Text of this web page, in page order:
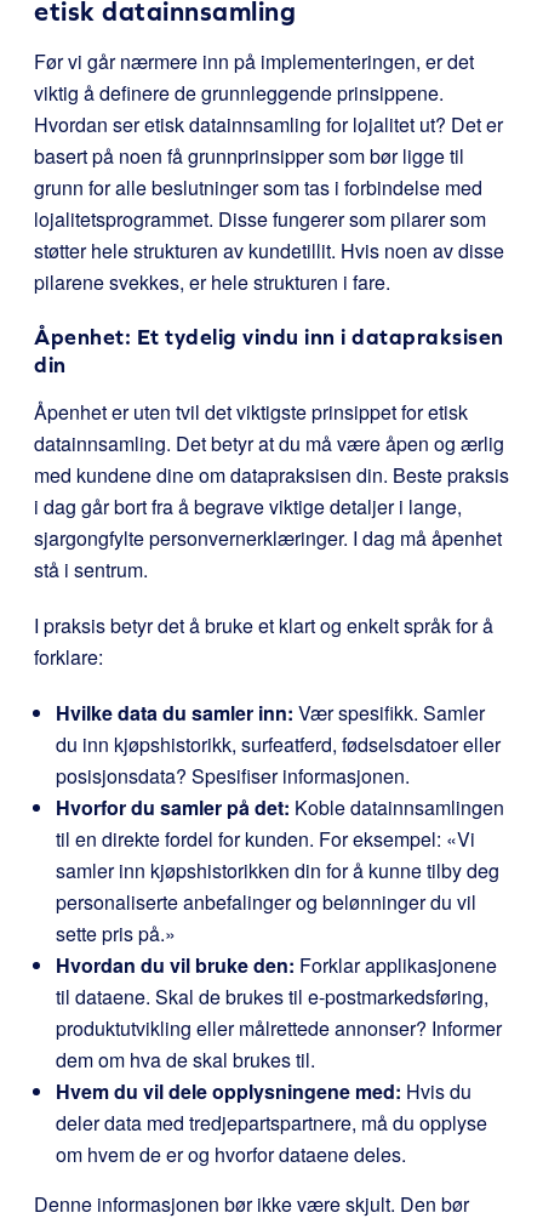
etisk datainnsamling
Før vi går nærmere inn på implementeringen, er det
viktig å definere de grunnleggende prinsippene.
Hvordan ser etisk datainnsamling for lojalitet ut? Det er
basert på noen få grunnprinsipper som bør ligge til
grunn for alle beslutninger som tas i forbindelse med
lojalitetsprogrammet. Disse fungerer som pilarer som
støtter hele strukturen av kundetillit. Hvis noen av disse
pilarene svekkes, er hele strukturen i fare.
Åpenhet: Et tydelig vindu inn i datapraksisen
din
Åpenhet er uten tvil det viktigste prinsippet for etisk
datainnsamling. Det betyr at du må være åpen og ærlig
med kundene dine om datapraksisen din. Beste praksis
i dag går bort fra å begrave viktige detaljer i lange,
sjargongfylte personvernerklæringer. I dag må åpenhet
stå i sentrum.
I praksis betyr det å bruke et klart og enkelt språk for å
forklare:
Hvilke data du samler inn: Vær spesifikk. Samler
du inn kjøpshistorikk, surfeatferd, fødselsdatoer eller
posisjonsdata? Spesifiser informasjonen.
Hvorfor du samler på det: Koble datainnsamlingen
til en direkte fordel for kunden. For eksempel: «Vi
samler inn kjøpshistorikken din for å kunne tilby deg
personaliserte anbefalinger og belønninger du vil
sette pris på.»
Hvordan du vil bruke den: Forklar applikasjonene
til dataene. Skal de brukes til e-postmarkedsføring,
produktutvikling eller målrettede annonser? Informer
dem om hva de skal brukes til.
Hvem du vil dele opplysningene med: Hvis du
deler data med tredjepartspartnere, må du opplyse
om hvem de er og hvorfor dataene deles.
Denne informasjonen bør ikke være skjult. Den bør